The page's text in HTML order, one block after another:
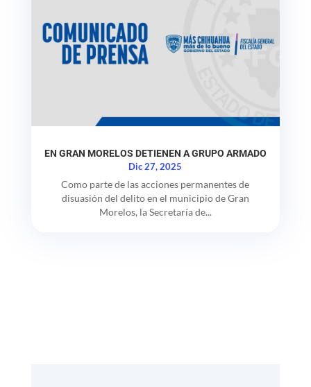
EN GRAN MORELOS DETIENEN A GRUPO ARMADO
Dic 27, 2025
Como parte de las acciones permanentes de
disuasión del delito en el municipio de Gran
Morelos, la Secretaría de...